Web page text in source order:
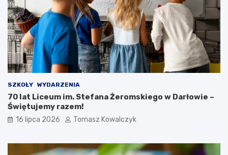
SZKOŁY WYDARZENIA
70 lat Liceum im. Stefana Żeromskiego w Darłowie –
Świętujemy razem!
16 lipca 2026 Tomasz Kowalczyk